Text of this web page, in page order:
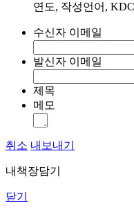
연도, 작성언어,
수신자 이메일
발신자 이메일
제목
메모
취소 내보내기
내책장담기
닫기